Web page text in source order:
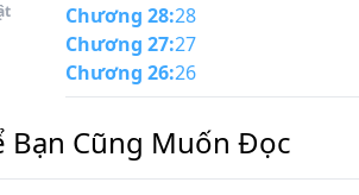
đừng rời xa anh."
Xuân Của Em.
Chương 28:28
Chương 27:27
Chương 26:26
Bạn Cũng Muốn Đọc